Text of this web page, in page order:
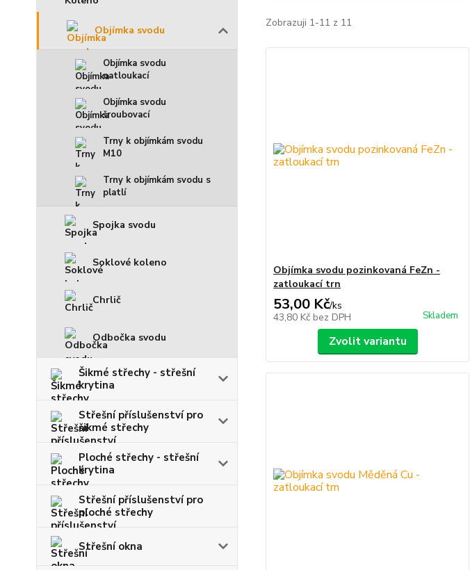
Objímka svodu
Objímka svodu
natloukací
Objímka svodu
šroubovací
Trny k objímkám svodu
M10
Trny k objímkám svodu s
platlí
Spojka svodu
Soklové koleno
Chrlič
Odbočka svodu
Šikmé střechy - střešní
krytina
Střešní příslušenství pro
šikmé střechy
Ploché střechy - střešní
krytina
Střešní příslušenství pro
ploché střechy
Střešní okna
Zobrazuji 1-11 z 11
Objímka svodu pozinkovaná FeZn -
zatloukací trn
53,00 Kč/ks
43,80 Kč bez DPH Skladem
Zvolit variantu